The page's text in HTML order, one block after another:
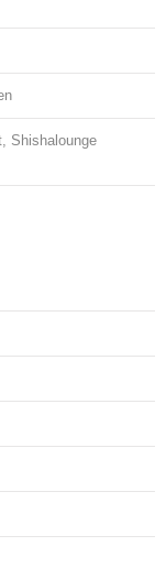
Shishalounge